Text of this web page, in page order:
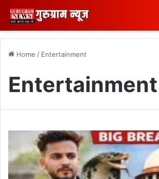
Home / Entertainment
Entertainment